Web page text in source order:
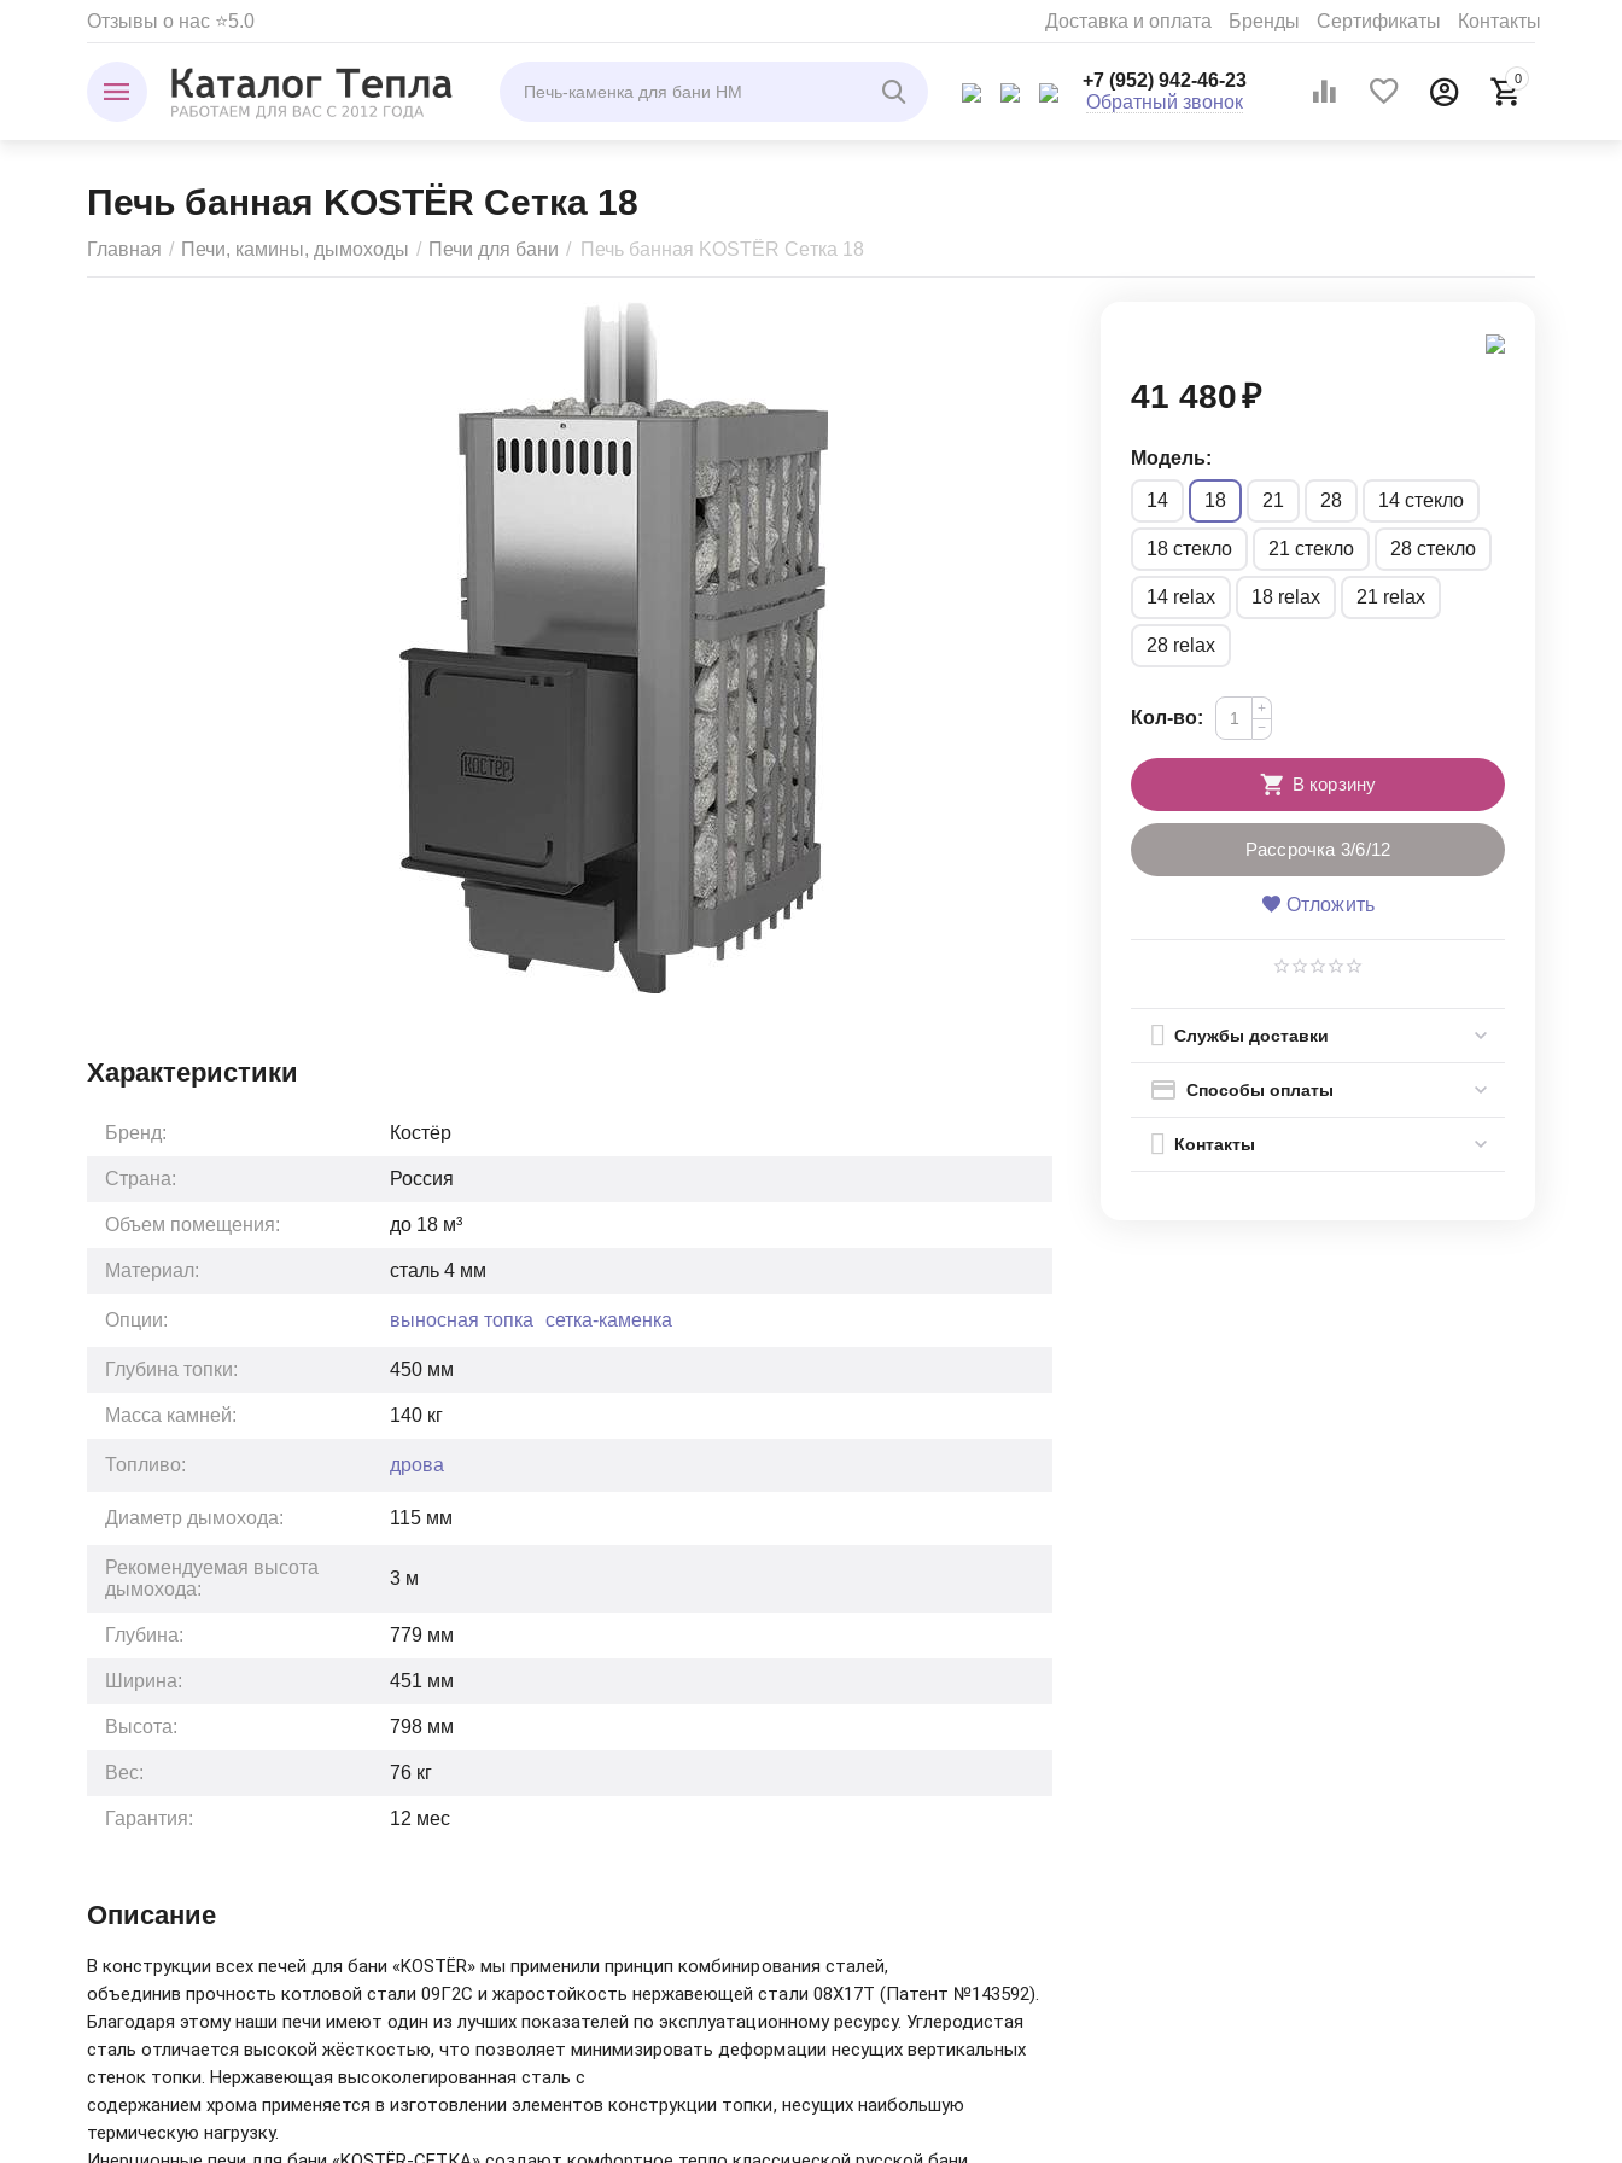
Отзывы о нас ⭐5.0 Доставка и оплата Бренды Сертификаты Контакты
+7 (952) 942-46-23
Обратный звонок
0
Печь банная KOSTЁR Сетка 18
Главная / Печи, камины, дымоходы / Печи для бани / Печь банная KOSTЁR Сетка 18
Характеристики
Бренд: Костёр
Страна: Россия
Объем помещения: до 18 м³
Материал: сталь 4 мм
Опции: выносная топка сетка-каменка
Глубина топки: 450 мм
Масса камней: 140 кг
Топливо: дрова
Диаметр дымохода: 115 мм
Рекомендуемая высота
дымохода:
3 м
Глубина: 779 мм
Ширина: 451 мм
Высота: 798 мм
Вес: 76 кг
Гарантия: 12 мес
Описание
В конструкции всех печей для бани «KOSTЁR» мы применили принцип комбинирования сталей,
объединив прочность котловой стали 09Г2С и жаростойкость нержавеющей стали 08Х17Т (Патент №143592).
Благодаря этому наши печи имеют один из лучших показателей по эксплуатационному ресурсу. Углеродистая
сталь отличается высокой жёсткостью, что позволяет минимизировать деформации несущих вертикальных
стенок топки. Нержавеющая высоколегированная сталь с
содержанием хрома применяется в изготовлении элементов конструкции топки, несущих наибольшую
термическую нагрузку.
41 480₽
Модель:
14 18 21 28 14 стекло
18 стекло 21 стекло 28 стекло
14 relax 18 relax 21 relax
28 relax
Кол-во:
+
−
В корзину
Рассрочка 3/6/12
Отложить
Службы доставки
Способы оплаты
Контакты